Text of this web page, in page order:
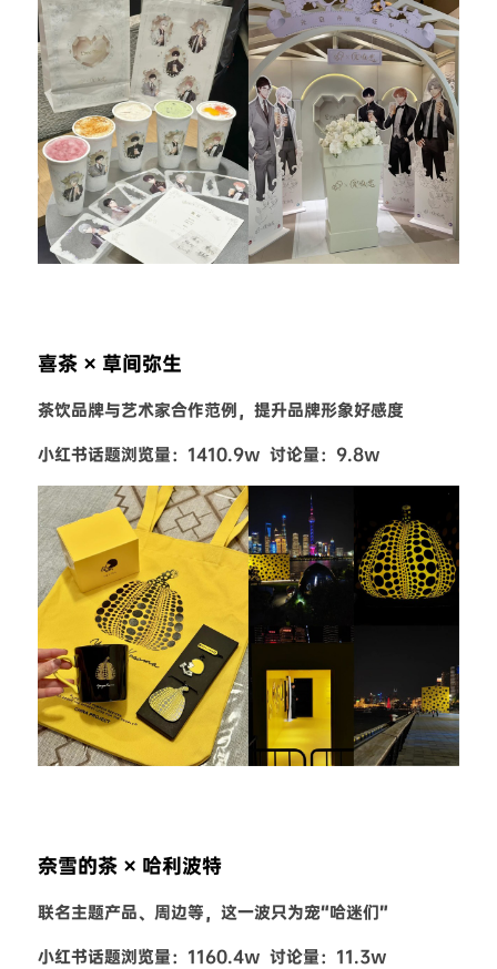
喜茶 × 草间弥生
茶饮品牌与艺术家合作范例，提升品牌形象好感度
小红书话题浏览量：1410.9w  讨论量：9.8w
奈雪的茶 × 哈利波特
联名主题产品、周边等，这一波只为宠“哈迷们”
小红书话题浏览量：1160.4w  讨论量：11.3w